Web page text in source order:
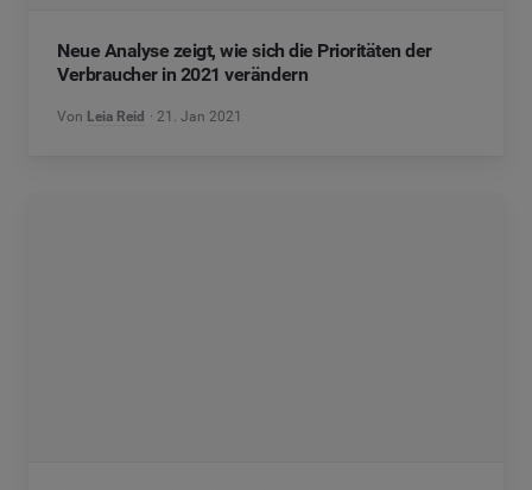
Neue Analyse zeigt, wie sich die Prioritäten der
Verbraucher in 2021 verändern
Von Leia Reid 21. Jan 2021